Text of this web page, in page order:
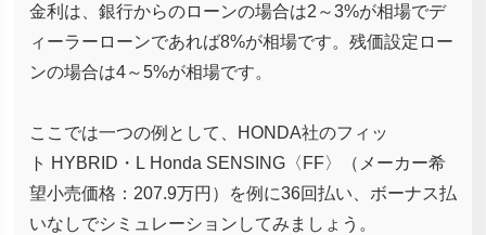
金利は、銀行からのローンの場合は2～3%が相場でデ
ィーラーローンであれば8%が相場です。残価設定ロー
ンの場合は4～5%が相場です。
ここでは一つの例として、HONDA社のフィッ
ト HYBRID・L Honda SENSING〈FF〉（メーカー希
望小売価格：207.9万円）を例に36回払い、ボーナス払
いなしでシミュレーションしてみましょう。